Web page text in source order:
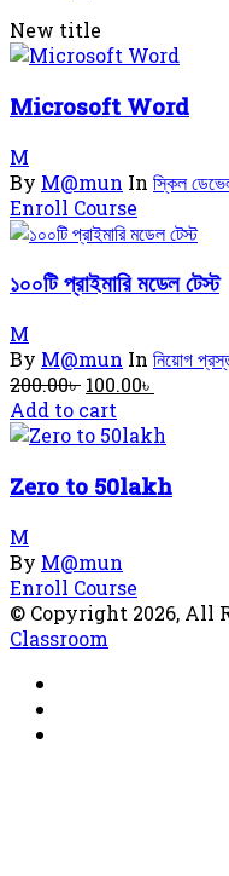
New title
Microsoft Word
M
By M@mun In স্কিল
Enroll Course
১০০টি প্রাইমারি মডেল টেস্ট
M
By M@mun In নিয়োগ
200.00৳ Original
price
was:
100.00৳
is:
Add to cart
Zero to 50lakh
M
By M@mun
Enroll Course
© Copyright 2026, All
Classroom